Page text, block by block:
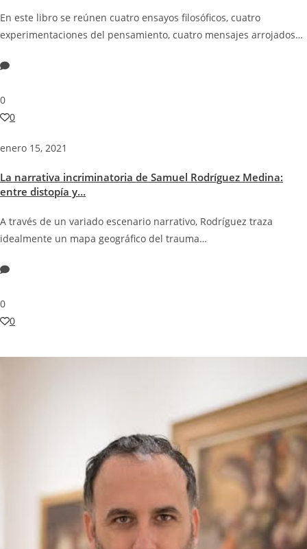
En este libro se reúnen cuatro ensayos filosóficos, cuatro
experimentaciones del pensamiento, cuatro mensajes arrojados…
0
0
enero 15, 2021
La narrativa incriminatoria de Samuel Rodríguez Medina:
entre distopía y…
A través de un variado escenario narrativo, Rodríguez traza
idealmente un mapa geográfico del trauma…
0
0